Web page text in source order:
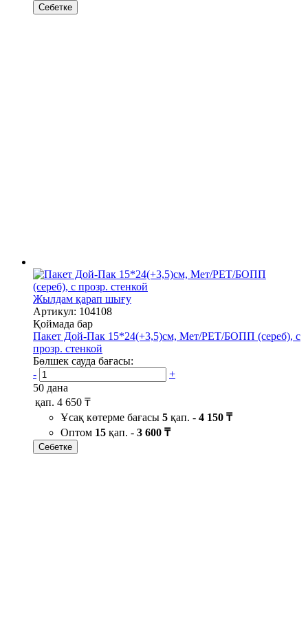
Себетке
Жылдам қарап шығу
Артикул: 104108
Қоймада бар
Пакет Дой-Пак 15*24(+3,5)см, Мет/PET/БОПП (сереб), с
прозр. стенкой
Бөлшек сауда бағасы:
-
+
50 дана
қап. 4 650 ₸
Ұсақ көтерме бағасы 5 қап. - 4 150 ₸
Оптом 15 қап. - 3 600 ₸
Себетке